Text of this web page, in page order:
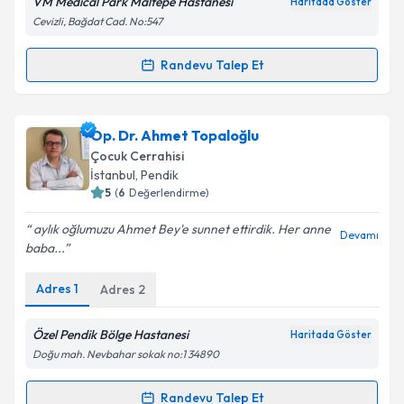
Metni'ni okudum ve kişisel verilerimin belirtilen
Cevizli, Bağdat Cad. No:547
Randevu Talep Et
Randevu Takvimi Talebi
Op. Dr. Yalım Beniboliçin randevu takvimi talebi
oluşturun. Size bu uzmandan randevu almanız için bir
takvim hazırlandığında e-posta ile bilgilendireceğiz.
Kişisel verilerimin işlenmesine ilişkin
Metni'ni okudum ve kişisel verilerimin belirtilen
kapsamda işlenmesini kabul ediyorum.
Takvim Talebini Gönder
Op. Dr. Ahmet Topaloğlu
Çocuk Cerrahisi
İstanbul, Pendik
5 (6 Değerlendirme)
aylık oğlumuzu Ahmet Bey'e sunnet ettirdik. Her anne
baba...
Devamı
Adres 1 Adres 2
Özel Pendik Bölge Hastanesi Haritada Göster
Doğu mah. Nevbahar sokak no:1 34890
Randevu Talep Et